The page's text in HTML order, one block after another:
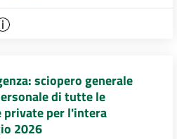
sciopero generale
di tutte le
private per l'intera
2026